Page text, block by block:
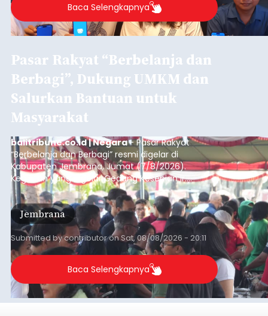
Baca Selengkapnya
Pasar Rakyat “Berbelanja dan
Berbagi”, Dukung UMKM dan
Salurkan Bantuan untuk
Masyarakat
balitribune.co.id | Negara- Pasar Rakyat
“Berbelanja dan Berbagi” resmi digelar di
Kabupaten Jembrana, Jumat (7/8/2026).
Kegiatan yang digelar Gedung Kesenian Ir.
Soekarno ini memadukan pemberdayaan
ekonomi masyarakat dengan aksi sosial tersebut
mendapat antusiasme tinggi dan mencatat nilai
transaksi mencapai Rp672.733.200.
Jembrana
Submitted bycontributoronSat, 08/08/2026 - 20:11
Baca Selengkapnya